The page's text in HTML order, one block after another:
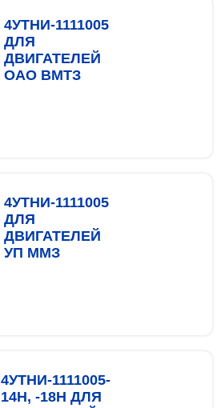
4УТНИ-1111005
ДЛЯ
ДВИГАТЕЛЕЙ
ОАО ВМТЗ
4УТНИ-1111005
ДЛЯ
ДВИГАТЕЛЕЙ
УП ММЗ
4УТНИ-1111005-
14Н, -18Н ДЛЯ